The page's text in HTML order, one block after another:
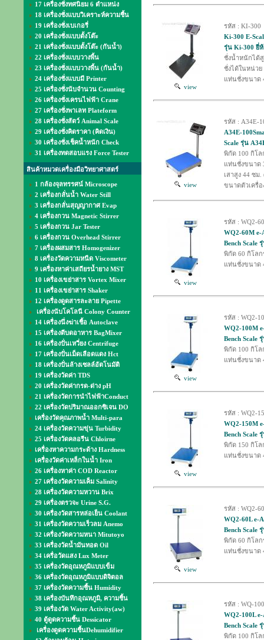
17 เครื่องชั่งทศนิยม 6 ตำแหน่ง
18 เครื่องชั่งแบบวิเคราะห์ความชื้น
19 เครื่องชั่งเบเกอรี่
20 เครื่องชั่งแบบตั้งโต๊ะ
21 เครื่องชั่งแบบตั้งโต๊ะ (กันน้ำ)
22 เครื่องชั่งแบบวางพื้น
23 เครื่องชั่งแบบวางพื้น (กันน้ำ)
24 เครื่องชั่งแบบมี Printer
25 เครื่องชั่งนับจำนวน Counting
26 เครื่องชั่งเครนไฟฟ้า Crane
27 เครื่องชั่งพาเลท Plateform
28 เครื่องชั่งสัตว์ Animal Scale
29 เครื่องชั่งคิดราคา (คิดเงิน)
30 เครื่องชั่งเช็คน้ำหนัก Check
31 เครื่องทดสอบแรง Force Tester
สินค้าหมวดเครื่องมือวิทยาศาสตร์
1 กล้องจุลทรรศน์ Microscope
2 เครื่องกลั่นน้ำ Water Still
3 เครื่องกลั่นสุญญากาศ Evap
4 เครื่องกวน Magnetic Stirrer
5 เครื่องกวน Jar Tester
6 เครื่องกวน Overhead Stirrer
7 เครื่องผสมสาร Homogenizer
8 เครื่องวัดความหนืด Viscometer
9 เครื่องหาค่าเสถียรน้ำยาง MST
10 เครื่องเขย่าสาร Vortex Mixer
11 เครื่องเขย่าสาร Shaker
12 เครื่องดูดสารละลาย Pipette
เครื่องนับโคโลนี Colony Counter
14 เครื่องนึ่งฆ่าเชื้อ Autoclave
15 เครื่องตีบดอาหาร BagMixer
16 เครื่องปั่นเหวี่ยง Centrifuge
17 เครื่องปั่นเม็ดเลือดแดง Hct
18 เครื่องปั่นล้างเซลล์อัตโนมัติ
19 เครื่องวัดค่า TDS
20 เครื่องวัดค่ากรด-ด่าง pH
21 เครื่องวัดการนำไฟฟ้าConduct
22 เครื่องวัดปริมาณออกซิเจน DO
เครื่องวัดคุณภาพน้ำ Multi-para
24 เครื่องวัดความขุ่น Turbidity
25 เครื่องวัดคลอรีน Chloirne
เครื่องหาความกระด้าง Hardness
เครื่องวัดค่าเหล็กในน้ำ Iron
26 เครื่องหาค่า COD Reactor
27 เครื่องวัดความเค็ม Salinity
28 เครื่องวัดความหวาน Brix
29 เครื่องตรวจะ Urine S.G.
30 เครื่องวัดสารหล่อเย็น Coolant
31 เครื่องวัดความเร็วลม Anemo
32 เครื่องวัดความหนา Mitutoyo
33 เครื่องวัดน้ำมันทอด Oil
34 เครื่อวัดแสง Lux Meter
35 เครื่องวัดอุณหภูมิแบบเข็ม
36 เครื่องวัดอุณหภูมิแบบดิจิตอล
37 เครื่องวัดความชื้น Humidity
38 เครื่องบันทึกอุณหภูมิ, ความชื้น
39 เครื่องวัด Water Activity(aw)
40 ตู้ดูดความชื้น Dessicator
เครื่องดูดความชื้นDehumidifier
view
รหัส : KI-300
Ki-300 E-
รุ่น Ki-300 ยี่ห้
ชั่งน้ำหนักได้สู
ชั่งได้ในหน่ว
แท่นชั่งขนาด
view
รหัส : A34E-
A34E-
Scale รุ่น
พิกัด 100 กิโล
แท่นชั่งขนาด
เสาสูง 44 ซม.
ขนาดตัวเครื่อ
view
รหัส : WQ2-
WQ2-60M
Bench Scale
พิกัด 60 กิโลก
แท่นชั่งขนาด
view
รหัส : WQ2-
WQ2-100M
Bench Scale
พิกัด 100 กิโล
แท่นชั่งขนาด
view
รหัส : WQ2-
WQ2-150M
Bench Scale
พิกัด 150 กิโล
แท่นชั่งขนาด
view
รหัส : WQ2-
WQ2-60L e-
Bench Scale
พิกัด 60 กิโลก
แท่นชั่งขนาด
รหัส : WQ-
WQ2-100L
Bench Scale
พิกัด 100 กิโล